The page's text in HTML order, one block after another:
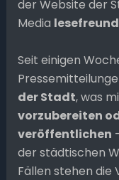
der Website der
Media
Seit einigen
der Stadt, was
vorzubereiten
veröffentlichen
der städtischen
Fällen stehen